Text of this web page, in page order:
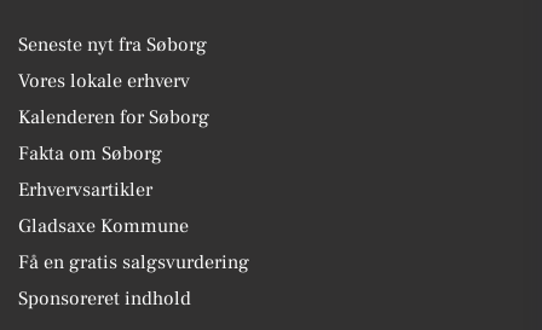
Seneste nyt fra Søborg
Vores lokale erhverv
Kalenderen for Søborg
Fakta om Søborg
Erhvervsartikler
Gladsaxe Kommune
Få en gratis salgsvurdering
Sponsoreret indhold